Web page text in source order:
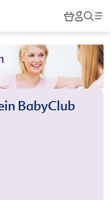
HiPP
BabyClub